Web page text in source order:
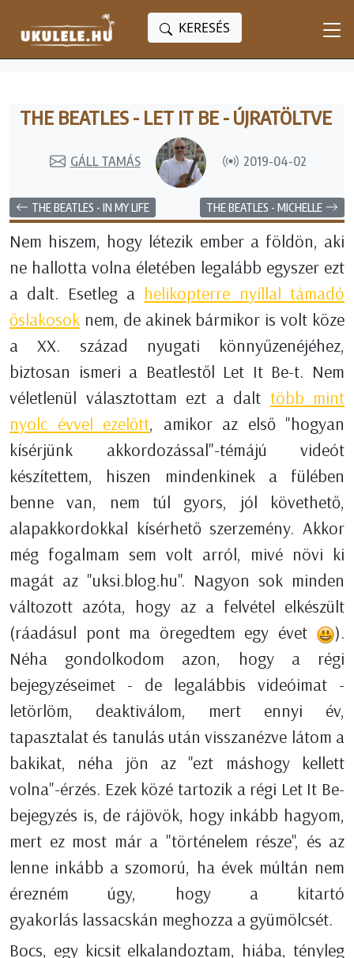
KERESÉS
THE BEATLES - LET IT BE - ÚJRATÖLTVE
GÁLL TAMÁS 2019-04-02
THE BEATLES - IN MY LIFE THE BEATLES - MICHELLE
Nem hiszem, hogy létezik ember a földön, aki
ne hallotta volna életében legalább egyszer ezt
a dalt. Esetleg a helikopterre nyíllal támadó
őslakosok nem, de akinek bármikor is volt köze
a XX. század nyugati könnyűzenéjéhez,
biztosan ismeri a Beatlestől Let It Be-t. Nem
véletlenül választottam ezt a dalt több mint
nyolc évvel ezelőtt, amikor az első "hogyan
kísérjünk akkordozással"-témájú videót
készítettem, hiszen mindenkinek a fülében
benne van, nem túl gyors, jól követhető,
alapakkordokkal kísérhető szerzemény. Akkor
még fogalmam sem volt arról, mivé növi ki
magát az "uksi.blog.hu". Nagyon sok minden
változott azóta, hogy az a felvétel elkészült
(ráadásul pont ma öregedtem egy évet
).
Néha gondolkodom azon, hogy a régi
bejegyzéseimet - de legalábbis videóimat -
letörlöm, deaktiválom, mert ennyi év,
tapasztalat és tanulás után visszanézve látom a
bakikat, néha jön az "ezt máshogy kellett
volna"-érzés. Ezek közé tartozik a régi Let It Be-
bejegyzés is, de rájövök, hogy inkább hagyom,
mert ez most már a "történelem része", és az
lenne inkább a szomorú, ha évek múltán nem
érezném úgy, hogy a kitartó
gyakorlás lassacskán meghozza a gyümölcsét.
Bocs, egy kicsit elkalandoztam, hiába, tényleg